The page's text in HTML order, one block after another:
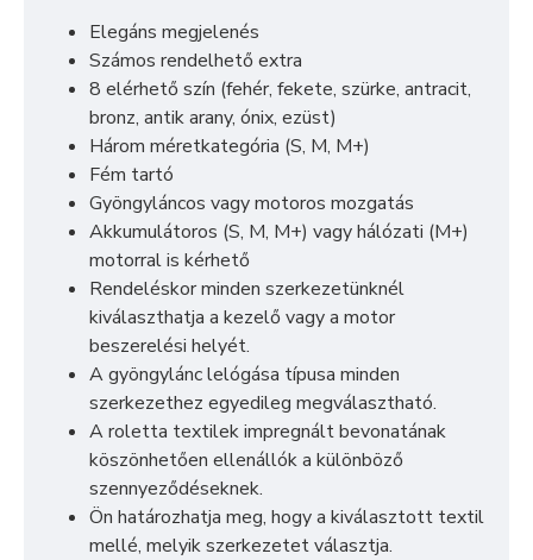
Elegáns megjelenés
Számos rendelhető extra
8 elérhető szín (fehér, fekete, szürke, antracit,
bronz, antik arany, ónix, ezüst)
Három méretkategória (S, M, M+)
Fém tartó
Gyöngyláncos vagy motoros mozgatás
Akkumulátoros (S, M, M+) vagy hálózati (M+)
motorral is kérhető
Rendeléskor minden szerkezetünknél
kiválaszthatja a kezelő vagy a motor
beszerelési helyét.
A gyöngylánc lelógása típusa minden
szerkezethez egyedileg megválasztható.
A roletta textilek impregnált bevonatának
köszönhetően ellenállók a különböző
szennyeződéseknek.
Ön határozhatja meg, hogy a kiválasztott textil
mellé, melyik szerkezetet választja.